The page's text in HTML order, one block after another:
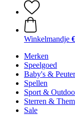
Winkelmandje
Merken
Speelgoed
Baby's &
Spellen
Sport &
Sterren &
Sale